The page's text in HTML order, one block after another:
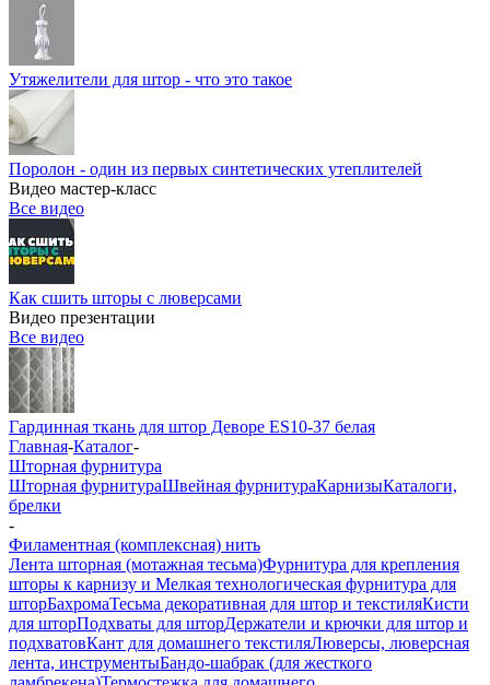
Утяжелители для штор - что это такое
Поролон - один из первых синтетических утеплителей
Видео мастер-класс
Все видео
Как сшить шторы с люверсами
Видео презентации
Все видео
Гардинная ткань для штор Деворе ES10-37 белая
Главная-Каталог-
Шторная фурнитура
Шторная фурнитураШвейная фурнитураКарнизыКаталоги,
брелки
-
Филаментная (комплексная) нить
Лента шторная (мотажная тесьма)Фурнитура для крепления
шторы к карнизу и Мелкая технологическая фурнитура для
шторБахромаТесьма декоративная для штор и текстиляКисти
для шторПодхваты для шторДержатели и крючки для штор и
подхватовКант для домашнего текстиляЛюверсы, люверсная
лента, инструментыБандо-шабрак (для жесткого